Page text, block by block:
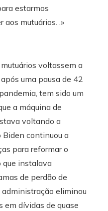
estarmos
aos mutuários. .»
voltassem a
uma pausa de 42
tem sido um
a máquina de
voltando a
Biden continuou a
para reformar o
que instalava
de perdão de
eliminou
em dívidas de quase